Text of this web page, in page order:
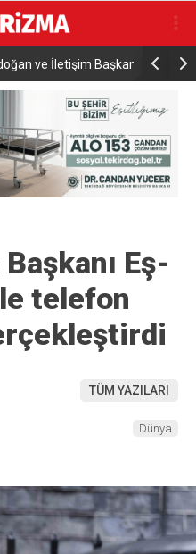
Başkanı Başkan
ettiğimiz
Eş-
telefon
TÜM YAZILARI
Dünya